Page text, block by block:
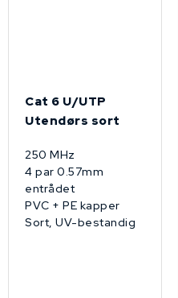
Cat 6 U/UTP
Utendørs sort
250 MHz
4 par 0.57mm
entrådet
PVC + PE kapper
Sort, UV-bestandig